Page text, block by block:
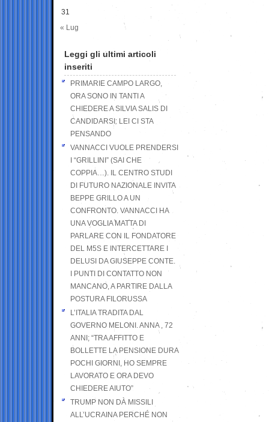
31
« Lug
Leggi gli ultimi articoli
inseriti
PRIMARIE CAMPO LARGO,
ORA SONO IN TANTI A
CHIEDERE A SILVIA SALIS DI
CANDIDARSI: LEI CI STA
PENSANDO
VANNACCI VUOLE PRENDERSI
I “GRILLINI” (SAI CHE
COPPIA…). IL CENTRO STUDI
DI FUTURO NAZIONALE INVITA
BEPPE GRILLO A UN
CONFRONTO. VANNACCI HA
UNA VOGLIA MATTA DI
PARLARE CON IL FONDATORE
DEL M5S E INTERCETTARE I
DELUSI DA GIUSEPPE CONTE.
I PUNTI DI CONTATTO NON
MANCANO, A PARTIRE DALLA
POSTURA FILORUSSA
L’ITALIA TRADITA DAL
GOVERNO MELONI. ANNA , 72
ANNI; “TRA AFFITTO E
BOLLETTE LA PENSIONE DURA
POCHI GIORNI, HO SEMPRE
LAVORATO E ORA DEVO
CHIEDERE AIUTO”
TRUMP NON DÀ MISSILI
ALL’UCRAINA PERCHÉ NON